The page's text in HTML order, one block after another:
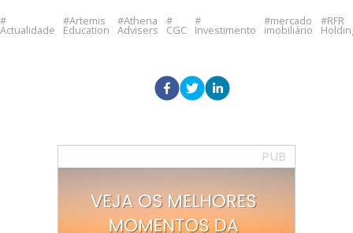
Actualidade
Artemis
Education
Athena
Advisers CGC Investimento
mercado
imobiliário
RFR
PUB